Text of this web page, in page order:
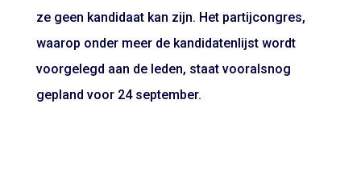
ze geen kandidaat kan zijn. Het partijcongres,
waarop onder meer de kandidatenlijst wordt
voorgelegd aan de leden, staat vooralsnog
gepland voor 24 september.